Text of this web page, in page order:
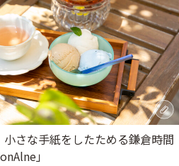
さな手紙をしたためる鎌倉時間
」